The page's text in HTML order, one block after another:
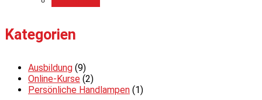
Kategorien
Ausbildung (9)
Online-Kurse (2)
Persönliche Handlampen (1)